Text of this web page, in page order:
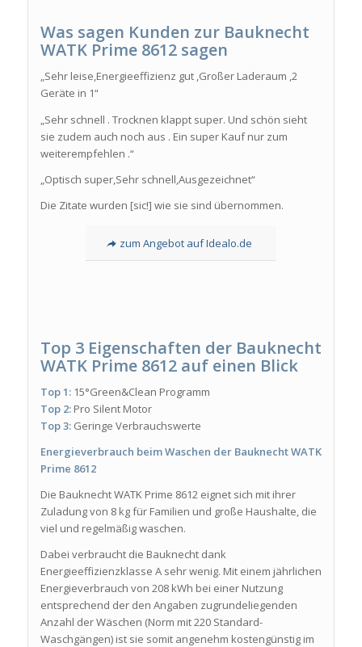
Was sagen Kunden zur Bauknecht
WATK Prime 8612 sagen
„Sehr leise,Energieeffizienz gut ,Großer Laderaum ,2
Geräte in 1“
„Sehr schnell . Trocknen klappt super. Und schön sieht
sie zudem auch noch aus . Ein super Kauf nur zum
weiterempfehlen .“
„Optisch super,Sehr schnell,Ausgezeichnet“
Die Zitate wurden [sic!] wie sie sind übernommen.
zum Angebot auf Idealo.de
Top 3 Eigenschaften der Bauknecht
WATK Prime 8612 auf einen Blick
Top 1: 15°Green&Clean Programm
Top 2: Pro Silent Motor
Top 3: Geringe Verbrauchswerte
Energieverbrauch beim Waschen der Bauknecht WATK
Prime 8612
Die Bauknecht WATK Prime 8612 eignet sich mit ihrer
Zuladung von 8 kg für Familien und große Haushalte, die
viel und regelmäßig waschen.
Dabei verbraucht die Bauknecht dank
Energieeffizienzklasse A sehr wenig. Mit einem jährlichen
Energieverbrauch von 208 kWh bei einer Nutzung
entsprechend der den Angaben zugrundeliegenden
Anzahl der Wäschen (Norm mit 220 Standard-
Waschgängen) ist sie somit angenehm kostengünstig im